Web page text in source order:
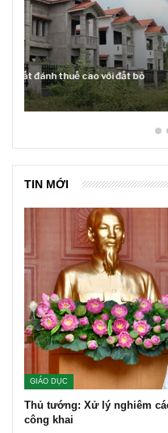
Lãi suất neo cao và cuộc
TIN MỚI
GIÁO DỤC
Thủ tướng: Xử lý nghiêm
công khai